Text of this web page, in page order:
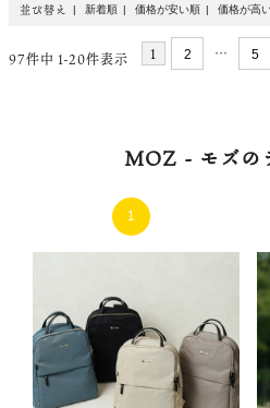
並び替え 新着順 価格が安い順 価格が高
97件中 1-20件表示 1 2 … 5
MOZ - モズの